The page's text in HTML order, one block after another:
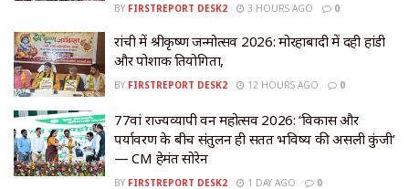
BY FIRSTREPORT DESK2 3 HOURS AGO 0
रांची में श्रीकृष्ण जन्मोत्सव 2026: मोरहाबादी में दही हांडी
और पोशाक प्रतियोगिता,
BY FIRSTREPORT DESK2 12 HOURS AGO 0
77वां राज्यव्यापी वन महोत्सव 2026: ‘विकास और
पर्यावरण के बीच संतुलन ही सतत भविष्य की असली कुंजी’
— CM हेमंत सोरेन
BY FIRSTREPORT DESK2 1 DAY AGO 0